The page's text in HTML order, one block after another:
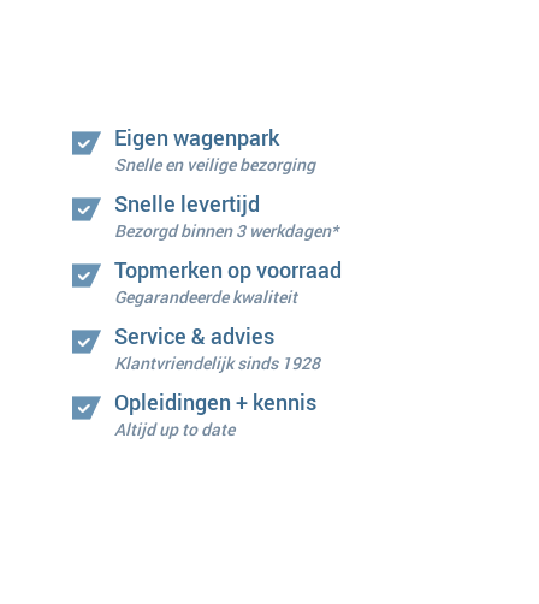
Eigen wagenpark
Snelle en veilige bezorging
Snelle levertijd
Bezorgd binnen 3 werkdagen*
Topmerken op voorraad
Gegarandeerde kwaliteit
Service & advies
Klantvriendelijk sinds 1928
Opleidingen + kennis
Altijd up to date